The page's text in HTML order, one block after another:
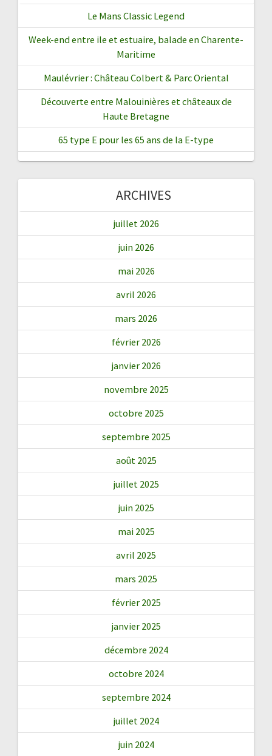
Le Mans Classic Legend
Week-end entre ile et estuaire, balade en Charente-
Maritime
Maulévrier : Château Colbert & Parc Oriental
Découverte entre Malouinières et châteaux de
Haute Bretagne
65 type E pour les 65 ans de la E-type
ARCHIVES
juillet 2026
juin 2026
mai 2026
avril 2026
mars 2026
février 2026
janvier 2026
novembre 2025
octobre 2025
septembre 2025
août 2025
juillet 2025
juin 2025
mai 2025
avril 2025
mars 2025
février 2025
janvier 2025
décembre 2024
octobre 2024
septembre 2024
juillet 2024
juin 2024